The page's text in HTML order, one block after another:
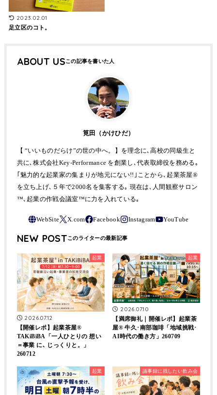
2023.02.01
足立区のコト。
ABOUT US
筧田（かけひだ）
【 “いいものだらけ”の世の中へ。】を理念に､高校の同級生と
共に､株式会社Key-Performance を創業し､代表取締役を務める｡
｢魅力的な起業家の集まりが地元にない!!｣ことから､起業茶屋®
を立ち上げ､５年で2000名を集客する｡ 現在は､人間観察サロン
™､起業の作戦会議室™に力を入れている｡
NEW POST
起業
2026.07.12
【開催レポ】起業茶屋®
TAKiBiBA「一人ひとりの 想い
＝事業 に､ じっくりと。」
260712
起業
2026.07.10
【満席御礼｜開催レポ】起業茶
屋® 牛久･南部珈琲「地域挑戦･
AI時代の働き方」260709
起業 議事録に残したい飲み会